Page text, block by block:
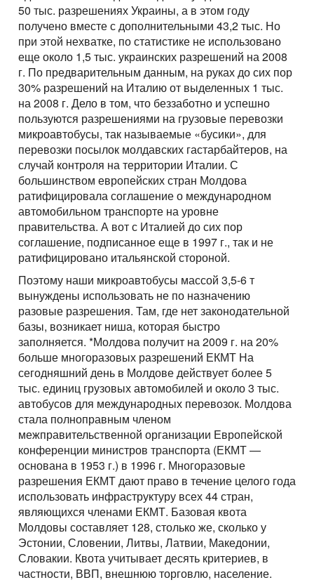
50 тыс. разрешениях Украины, а в этом году
получено вместе с дополнительными 43,2 тыс. Но
при этой нехватке, по статистике не использовано
еще около 1,5 тыс. украинских разрешений на 2008
г. По предварительным данным, на руках до сих пор
30% разрешений на Италию от выделенных 1 тыс.
на 2008 г. Дело в том, что беззаботно и успешно
пользуются разрешениями на грузовые перевозки
микроавтобусы, так называемые «бусики», для
перевозки посылок молдавских гастарбайтеров, на
случай контроля на территории Италии. С
большинством европейских стран Молдова
ратифицировала соглашение о международном
автомобильном транспорте на уровне
правительства. А вот с Италией до сих пор
соглашение, подписанное еще в 1997 г., так и не
ратифицировано итальянской стороной.
Поэтому наши микроавтобусы массой 3,5-6 т
вынуждены использовать не по назначению
разовые разрешения. Там, где нет законодательной
базы, возникает ниша, которая быстро
заполняется. *Молдова получит на 2009 г. на 20%
больше многоразовых разрешений ЕКМТ На
сегодняшний день в Молдове действует более 5
тыс. единиц грузовых автомобилей и около 3 тыс.
автобусов для международных перевозок. Молдова
стала полноправным членом
межправительственной организации Европейской
конференции министров транспорта (ЕКМТ —
основана в 1953 г.) в 1996 г. Многоразовые
разрешения ЕКМТ дают право в течение целого года
использовать инфраструктуру всех 44 стран,
являющихся членами ЕКМТ. Базовая квота
Молдовы составляет 128, столько же, сколько у
Эстонии, Словении, Литвы, Латвии, Македонии,
Словакии. Квота учитывает десять критериев, в
частности, ВВП, внешнюю торговлю, население.